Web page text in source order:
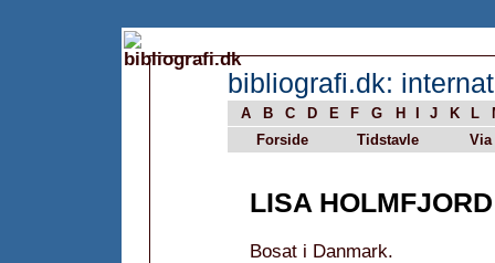
bibliografi.dk:
A B C D E F G H J K L
Forside
Tidstavle Via
LISA HOLMFJORD
Bosat i Danmark.